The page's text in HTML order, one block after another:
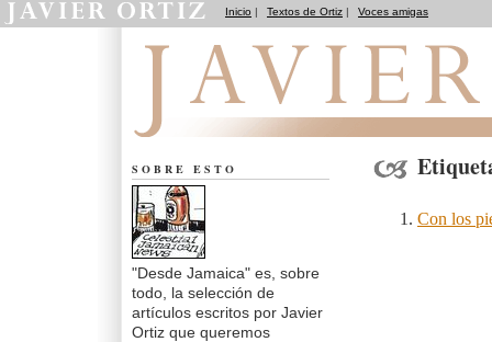
Inicio | Textos de Ortiz | Voces amigas
Con los
SOBRE ESTO
"Desde Jamaica" es, sobre
todo, la selección de
artículos escritos por Javier
Ortiz que queremos